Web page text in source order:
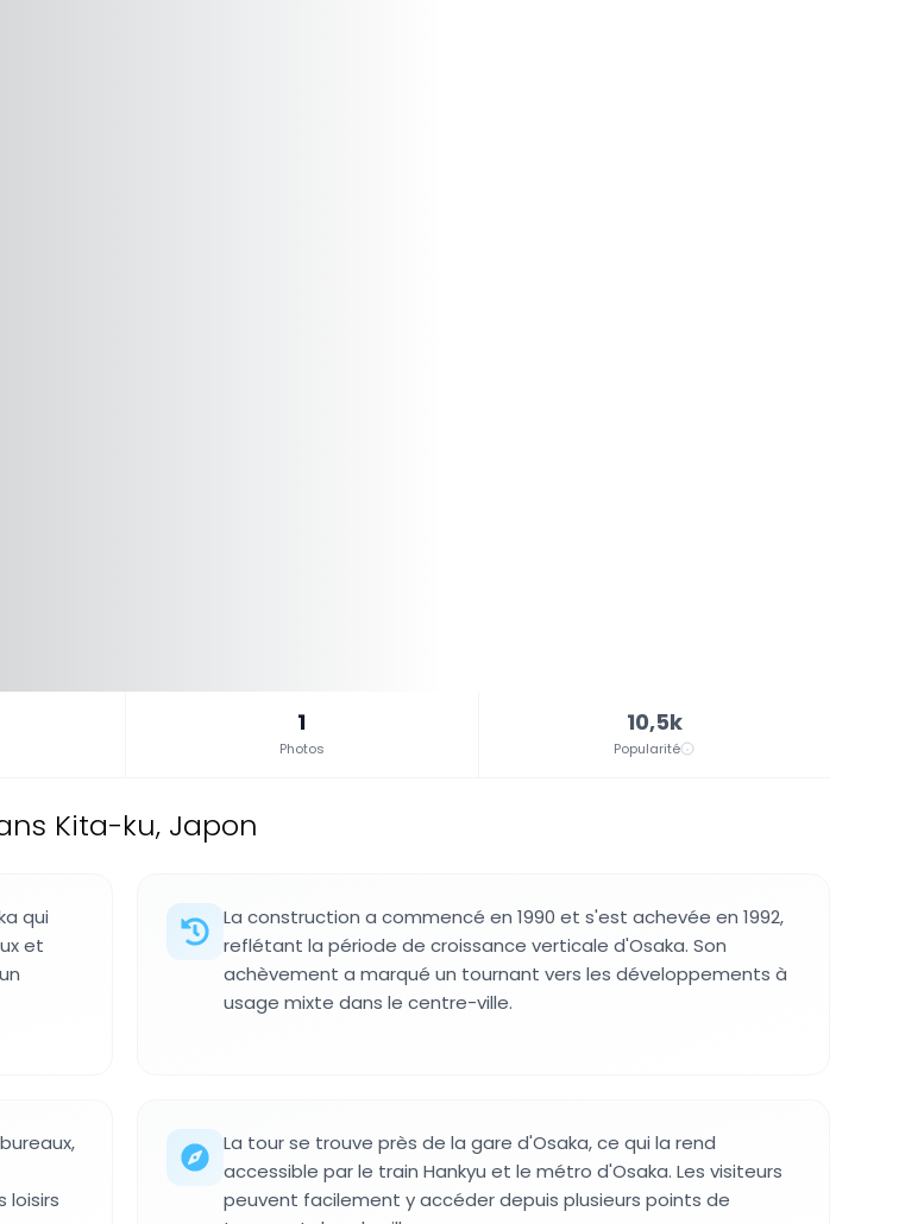
1
Photos
10,5k
Popularité
Kita-ku, Japon
qui
et
La construction a commencé en 1990 et s'est achevée en 1992,
reflétant la période de croissance verticale d'Osaka. Son
achèvement a marqué un tournant vers les développements à
usage mixte dans le centre-ville.
loisirs
La tour se trouve près de la gare d'Osaka, ce qui la rend
accessible par le train Hankyu et le métro d'Osaka. Les visiteurs
peuvent facilement y accéder depuis plusieurs points de